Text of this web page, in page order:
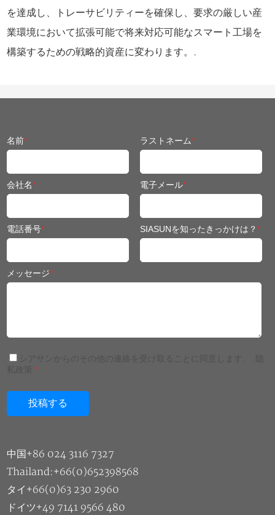
を達成し、トレーサビリティーを確保し、要求の厳しい産
業環境において拡張可能で将来対応可能なスマート工場を
構築するための戦略的資産に変わります。.
名前* ラストネーム*
会社名* 電子メール*
電話番号* SIASUNを知ったきっかけは？*
メッセージ*
*
中国+86 024 3116 7327
Thailand:+66(0)652398568
タイ+66(0)63 230 2960
ドイツ+49 7141 9566 480